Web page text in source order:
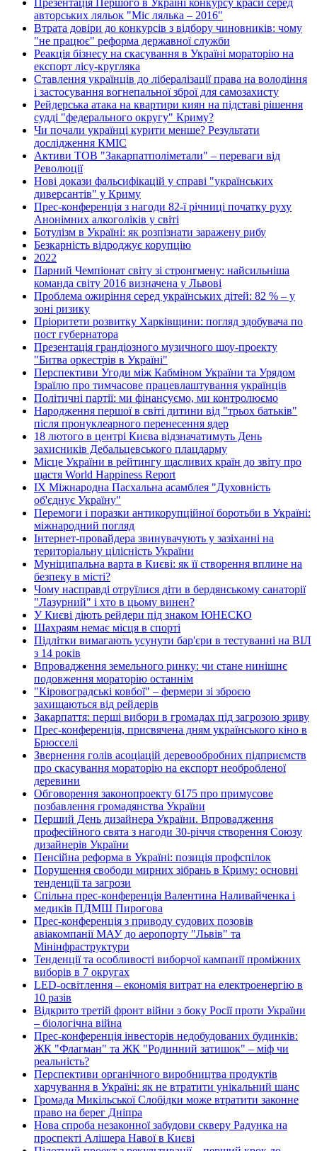
авторських ляльок "Міс лялька – 2016"
Втрата довіри до конкурсів з відбору чиновників: чому
"не працює" реформа державної служби
Реакція бізнесу на скасування в Україні мораторію на
експорт лісу-кругляка
Ставлення українців до лібералізації права на володіння
і застосування вогнепальної зброї для самозахисту
Рейдерська атака на квартири киян на підставі рішення
судді "федерального округу" Криму?
Чи почали українці курити менше? Результати
дослідження КМІС
Активи ТОВ "Закарпатполіметали" – переваги від
Революції
Нові докази фальсифікацій у справі "українських
диверсантів" у Криму
Прес-конференція з нагоди 82-ї річниці початку руху
Анонімних алкоголіків у світі
Ботулізм в Україні: як розпізнати заражену рибу
Безкарність відроджує корупцію
2022
Парний Чемпіонат світу зі стронгмену: найсильніша
команда світу 2016 визначена у Львові
Проблема ожиріння серед українських дітей: 82 % – у
зоні ризику
Пріоритети розвитку Харківщини: погляд здобувача по
пост губернатора
Презентація грандіозного музичного шоу-проекту
"Битва оркестрів в Україні"
Перспективи Угоди між Кабміном України та Урядом
Ізраїлю про тимчасове працевлаштування українців
Політичні партії: ми фінансуємо, ми контролюємо
Народження першої в світі дитини від "трьох батьків"
після пронуклеарного перенесення ядер
18 лютого в центрі Києва відзначатимуть День
захисників Дебальцевського плацдарму
Місце України в рейтингу щасливих країн до звіту про
щастя World Happiness Report
ІХ Міжнародна Пасхальна асамблея "Духовність
об'єднує Україну"
Перемоги і поразки антикорупційної боротьби в Україні:
міжнародний погляд
Інтернет-провайдера звинувачують у зазіханні на
територіальну цілісність України
Муніципальна варта в Києві: як її створення вплине на
безпеку в місті?
Чому насправді отруїлися діти в бердянському санаторії
"Лазурний" і хто в цьому винен?
У Києві діють рейдери під знаком ЮНЕСКО
Шахраям немає місця в спорті
Підлітки вимагають усунути бар'єри в тестуванні на ВІЛ
з 14 років
Впровадження земельного ринку: чи стане нинішнє
подовження мораторію останнім
"Кіровоградські ковбої" – фермери зі зброєю
захищаються від рейдерів
Закарпаття: перші вибори в громадах під загрозою зриву
Прес-конференція, присвячена дням українського кіно в
Брюсселі
Звернення голів асоціацій деревообробних підприємств
про скасування мораторію на експорт необробленої
деревини
Обговорення законопроекту 6175 про примусове
позбавлення громадянства України
Перший День дизайнера України. Впровадження
професійного свята з нагоди 30-річчя створення Союзу
дизайнерів України
Пенсійна реформа в Україні: позиція профспілок
Порушення свободи мирних зібрань в Криму: основні
тенденції та загрози
Спільна прес-конференція Валентина Наливайченка і
медиків ПДМШ Пирогова
Прес-конференція з приводу судових позовів
авіакомпанії МАУ до аеропорту "Львів" та
Мінінфраструктури
Тенденції та особливості виборчої кампанії проміжних
виборів в 7 округах
LED-освітлення – економія витрат на електроенергію в
10 разів
Відкрито третій фронт війни з боку Росії проти України
– біологічна війна
Прес-конференція інвесторів недобудованих будинків:
ЖК "Флагман" та ЖК "Родинний затишок" – міф чи
реальність?
Перспективи органічного виробництва продуктів
харчування в Україні: як не втратити унікальний шанс
Громада Микільської Слобідки може втратити законне
право на берег Дніпра
Нова спроба незаконної забудови скверу Радунка на
проспекті Алішера Навої в Києві